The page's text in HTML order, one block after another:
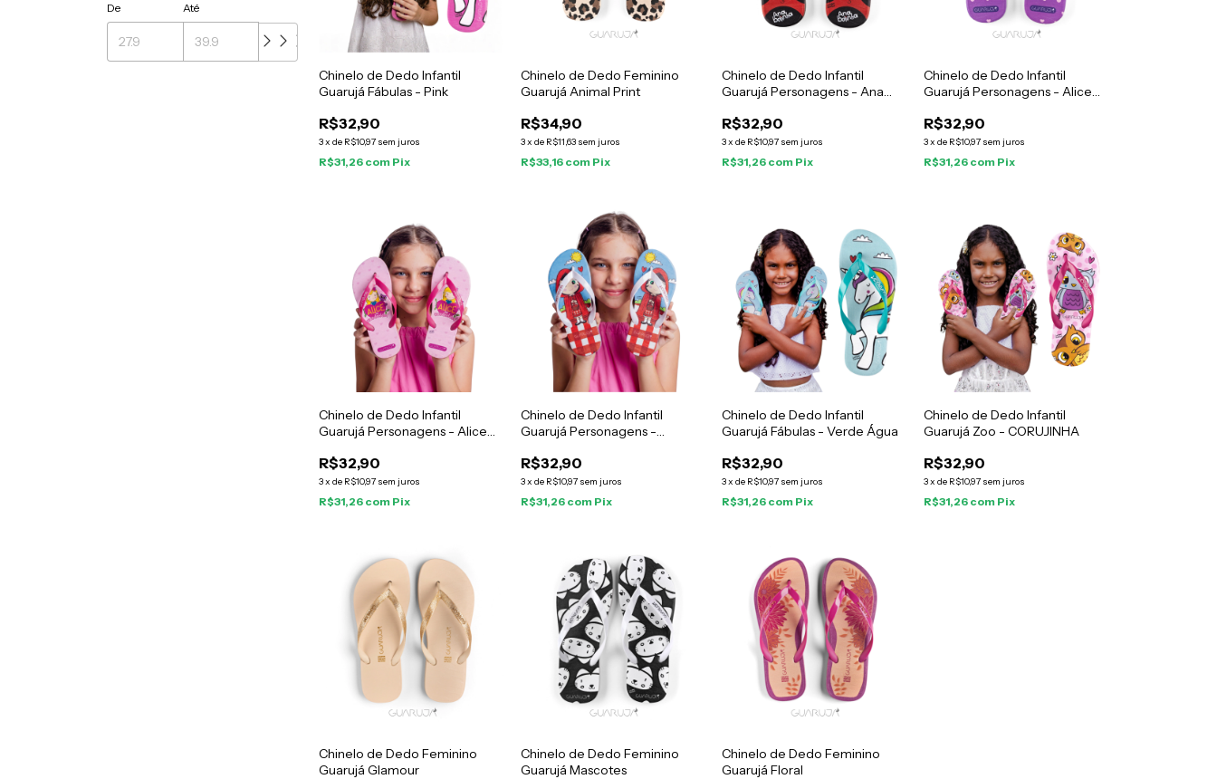
De Até
Chinelo de Dedo Infantil
Guarujá Fábulas - Pink
R$32,90
3xde R$10,97 sem juros
R$31,26 com Pix
Chinelo de Dedo Feminino
Guarujá Animal Print
R$34,90
3x de R$11,63 sem juros
R$33,16 com Pix
Chinelo de Dedo Infantil
Guarujá Personagens - Ana
R$32,90
3xde R$10,97 sem juros
R$31,26 com Pix
Chinelo de Dedo Infantil
Guarujá Personagens - Alice
R$32,90
3x de R$10,97 sem juros
R$31,26 com Pix
Chinelo de Dedo Infantil
Guarujá Personagens - Alice
R$32,90
3xde R$10,97 sem juros
R$31,26 com Pix
Chinelo de Dedo Infantil
Guarujá Personagens -
R$32,90
3x de R$10,97 sem juros
R$31,26 com Pix
Chinelo de Dedo Infantil
Guarujá Fábulas - Verde Água
R$32,90
3xde R$10,97 sem juros
R$31,26 com Pix
Chinelo de Dedo Infantil
Guarujá Zoo - CORUJINHA
R$32,90
3x de R$10,97 sem juros
R$31,26 com Pix
Chinelo de Dedo Feminino
Guarujá Glamour
Chinelo de Dedo Feminino
Guarujá Mascotes
Chinelo de Dedo Feminino
Guarujá Floral